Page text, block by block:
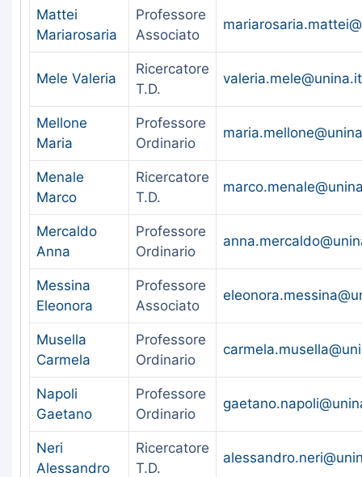
Mattei
Mariarosaria
Professore
Associato
Mele Valeria
Ricercatore
T.D.
valeria.mele@unina.it
Mellone
Maria
Professore
Ordinario
Menale
Marco
Ricercatore
T.D.
Mercaldo
Anna
Professore
Ordinario
Messina
Eleonora
Professore
Associato
Musella
Carmela
Professore
Ordinario
Napoli
Gaetano
Professore
Ordinario
Neri
Alessandro
Ricercatore
T.D.